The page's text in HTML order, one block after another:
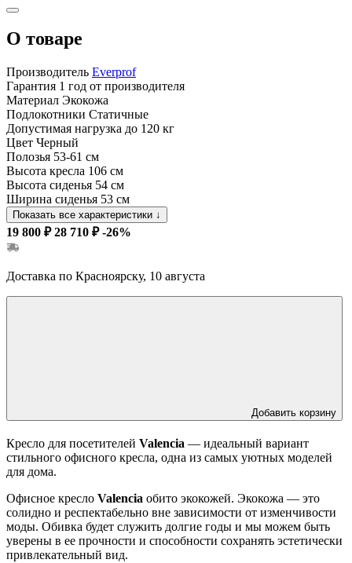
О товаре
Производитель Everprof
Гарантия 1 год от производителя
Материал Экокожа
Подлокотники Статичные
Допустимая нагрузка до 120 кг
Цвет Черный
Полозья 53-61 см
Высота кресла 106 см
Высота сиденья 54 см
Ширина сиденья 53 см
Показать все характеристики ↓
19 800 ₽ 28 710 ₽ -26%
Доставка по Красноярску, 10 августа
Добавить корзину
Кресло для посетителей Valencia — идеальный вариант
стильного офисного кресла, одна из самых уютных моделей
для дома.
Офисное кресло Valencia обито экокожей. Экокожа — это
солидно и респектабельно вне зависимости от изменчивости
моды. Обивка будет служить долгие годы и мы можем быть
уверены в ее прочности и способности сохранять эстетически
привлекательный вид.